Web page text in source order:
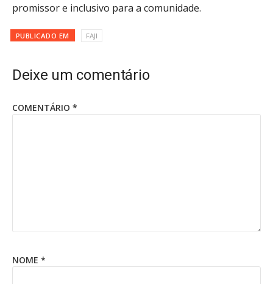
promissor e inclusivo para a comunidade.
PUBLICADO EM FAJI
Deixe um comentário
COMENTÁRIO *
NOME *